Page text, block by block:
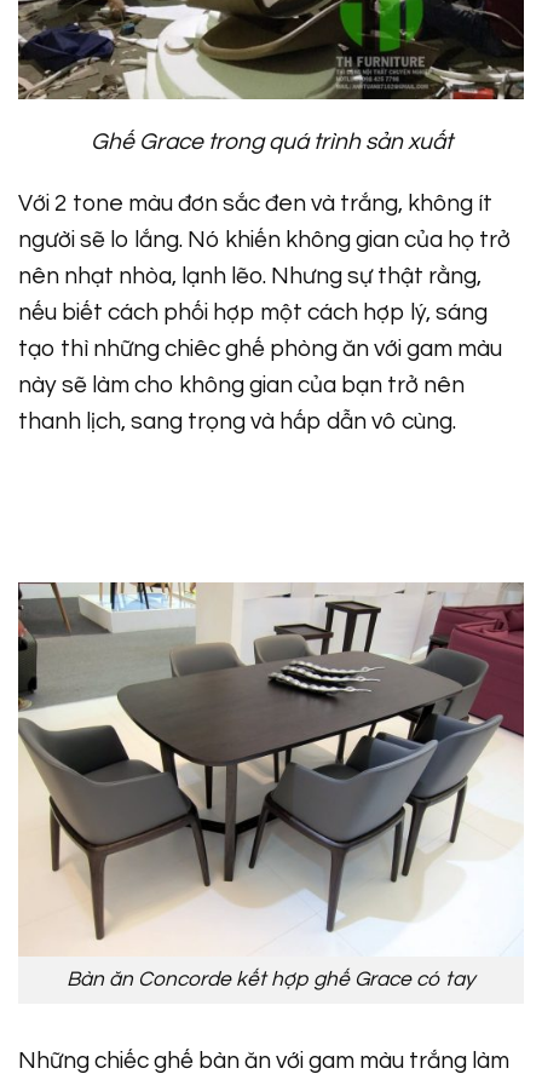
Ghế Grace trong quá trình sản xuất
Với 2 tone màu đơn sắc đen và trắng, không ít
người sẽ lo lắng. Nó khiến không gian của họ trở
nên nhạt nhòa, lạnh lẽo. Nhưng sự thật rằng,
nếu biết cách phối hợp một cách hợp lý, sáng
tạo thì những chiêc ghế phòng ăn với gam màu
này sẽ làm cho không gian của bạn trở nên
thanh lịch, sang trọng và hấp dẫn vô cùng.
Bàn ăn Concorde kết hợp ghế Grace có tay
Những chiếc ghế bàn ăn với gam màu trắng làm